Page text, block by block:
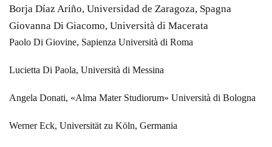
Borja Díaz Ariño, Universidad de Zaragoza, Spagna
Giovanna Di Giacomo, Università di Macerata
Paolo Di Giovine, Sapienza Università di Roma
Lucietta Di Paola, Università di Messina
Angela Donati, «Alma Mater Studiorum» Università di Bologna
Werner Eck, Universität zu Köln, Germania